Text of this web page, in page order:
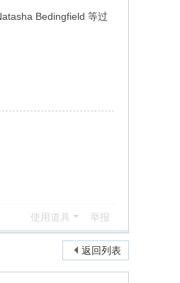
Bedingfield 等过
使用道具 举报
返回列表